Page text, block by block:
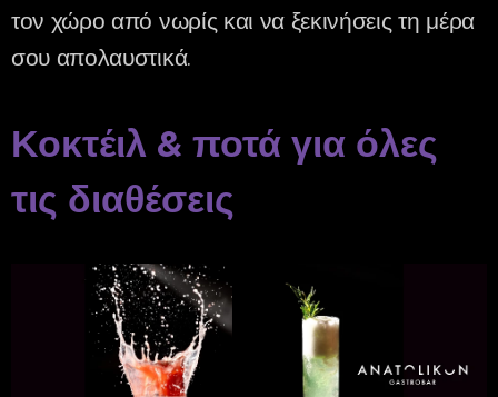
τον χώρο από νωρίς και να ξεκινήσεις τη μέρα
σου απολαυστικά.
Κοκτέιλ & ποτά για όλες
τις διαθέσεις